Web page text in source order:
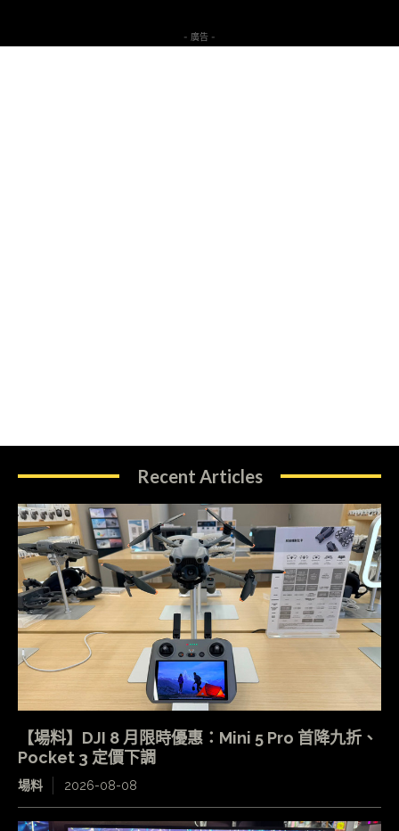
- 廣告 -
Recent Articles
【場料】DJI 8 月限時優惠：Mini 5 Pro 首降九折、
Pocket 3 定價下調
場料 2026-08-08